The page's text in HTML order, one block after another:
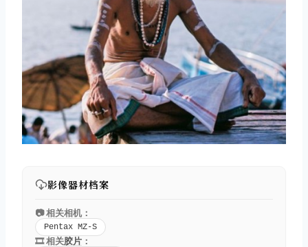
影像器材档案
📷 相关相机：
Pentax MZ-S
🎞️ 相关胶片 ：